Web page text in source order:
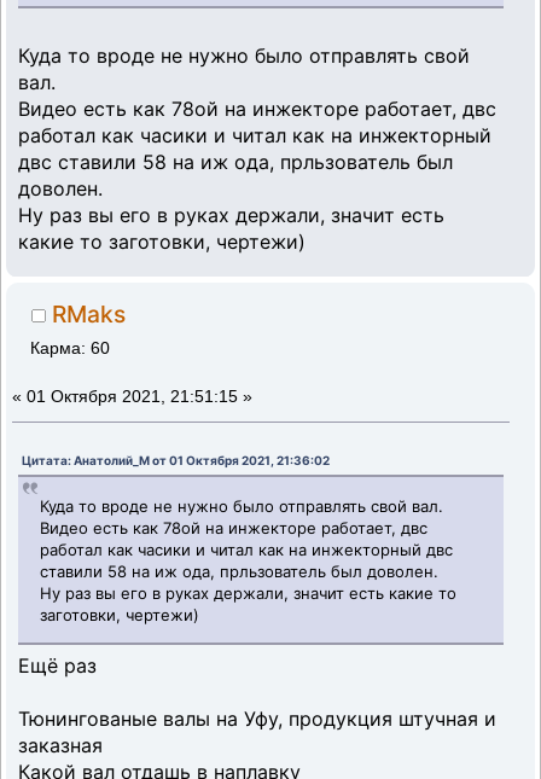
Куда то вроде не нужно было отправлять свой
вал.
Видео есть как 78ой на инжекторе работает, двс
работал как часики и читал как на инжекторный
двс ставили 58 на иж ода, прльзователь был
доволен.
Ну раз вы его в руках держали, значит есть
какие то заготовки, чертежи)
RMaks
Карма: 60
« 01 Октября 2021, 21:51:15 »
Цитата: Анатолий_М от 01 Октября 2021, 21:36:02
Куда то вроде не нужно было отправлять свой вал.
Видео есть как 78ой на инжекторе работает, двс
работал как часики и читал как на инжекторный двс
ставили 58 на иж ода, прльзователь был доволен.
Ну раз вы его в руках держали, значит есть какие то
заготовки, чертежи)
Ещё раз
Тюнингованые валы на Уфу, продукция штучная и
заказная
Какой вал отдашь в наплавку